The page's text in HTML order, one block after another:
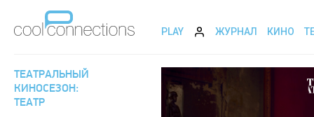
PLAY ЖУРНАЛ КИНО
ТЕАТРАЛЬНЫЙ
КИНОСЕЗОН:
ТЕАТР